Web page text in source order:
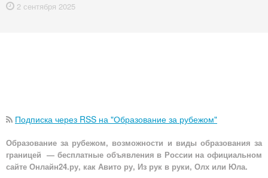
2 сентября 2025
Подписка через RSS на "Образование за рубежом"
Образование за рубежом, возможности и виды образования за
границей — бесплатные объявления в России на официальном
сайте Онлайн24.ру, как Авито ру, Из рук в руки, Олх или Юла.